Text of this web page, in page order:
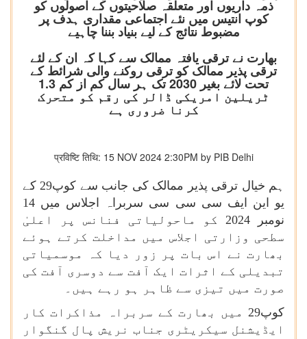
ذمہ داریوں اور متعلقہ صلاحیتوں کے اصولوں کو
کوپ انتیس میں نئے اجتماعی مقداری ہدف پر
مضبوط نتائج کے لیے بنیاد بننا چاہیے
بھارت نے ترقی یافتہ ممالک سے کہا کہ ان کے لئے
ترقی پذیر ممالک کو ترقی روکنے والی شرائط کے
تحت لائے بغیر 2030 تک ہر سال کم از کم 1.3
ٹریلین امریکی ڈالر کی رقم کو متحرک
کرنا ضروری ہے
प्रविष्टि तिथि: 15 NOV 2024 2:30PM by PIB Delhi
ہم خیال ترقی پذیر ممالک کی جانب سے کوپ29 کے
یو این ایف سی سی سی سربراہ اجلاس میں 14
نومبر 2024 کو ماحولیاتی فنانس پر اعلیٰ
سطحی وزارتی اجلاس میں مداخلت کرتے ہوئے
بھارت نے اس بات پر زور دیا کہ موسمیاتی
تبدیلی کے اثرات ایک آفت سے دوسری آفت کی
صورت میں تیزی سے ظاہر ہو رہے ہیں۔
کوپ29 میں بھارت کے سربراہ مذاکرات کار
ایڈیشنل سیکریٹری جناب نریش پال گنگوار